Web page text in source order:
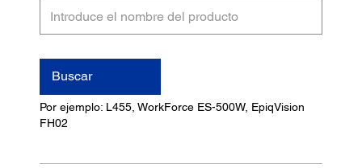
del
producto
Buscar
Por ejemplo: L455, WorkForce ES-500W, EpiqVision
FH02